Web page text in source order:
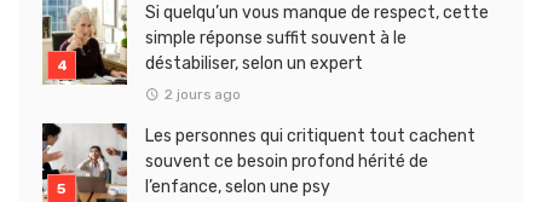
Si quelqu’un vous manque de respect, cette
simple réponse suffit souvent à le
déstabiliser, selon un expert
2 jours ago
Les personnes qui critiquent tout cachent
souvent ce besoin profond hérité de
l’enfance, selon une psy